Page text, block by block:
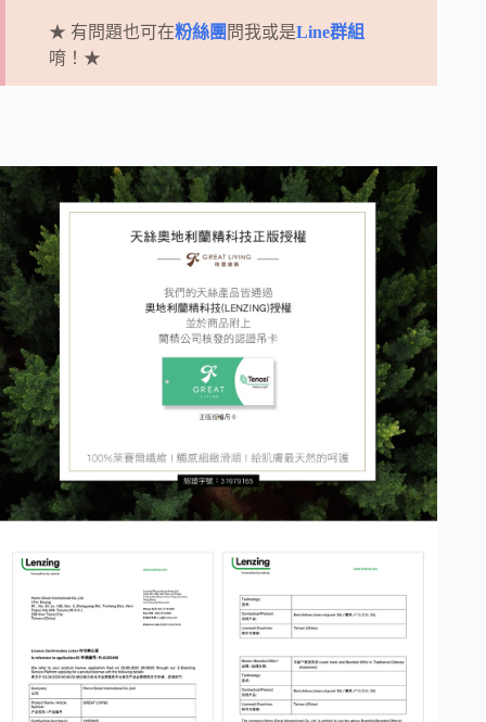
★ 有問題也可在粉絲團 問我或是Line群組
唷！★